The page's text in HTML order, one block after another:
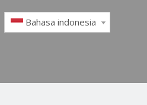
Bahasa indonesia